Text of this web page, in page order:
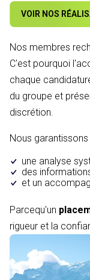
VOIR NOS
Nos membres
C'est pourquoi
chaque
du groupe et
discrétion.
Nous
une analyse
des
et un
Parcequ'un
rigueur et la